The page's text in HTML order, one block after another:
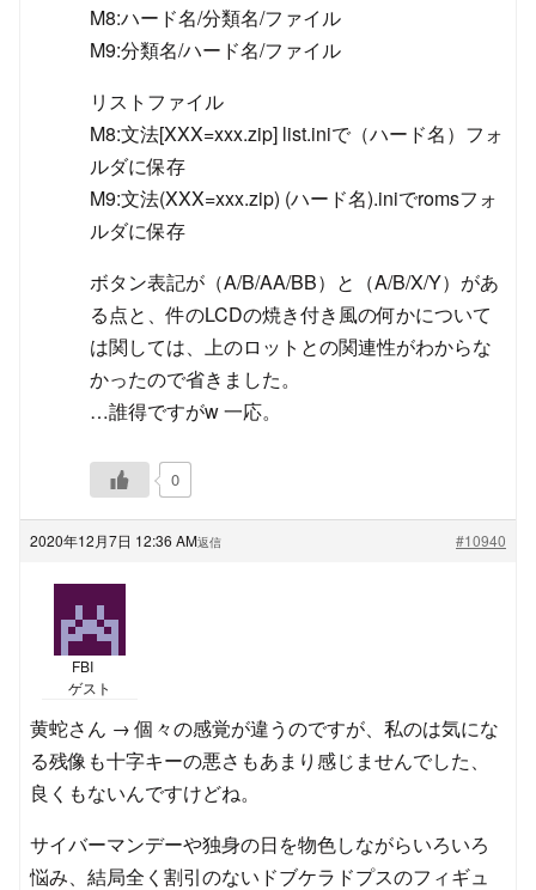
M8:ハード名/分類名/ファイル
M9:分類名/ハード名/ファイル
リストファイル
M8:文法[XXX=xxx.zip] list.iniで（ハード名）フォ
ルダに保存
M9:文法(XXX=xxx.zip) (ハード名).iniでromsフォ
ルダに保存
ボタン表記が（A/B/AA/BB）と（A/B/X/Y）があ
る点と、件のLCDの焼き付き風の何かについて
は関しては、上のロットとの関連性がわからな
かったので省きました。
…誰得ですがw 一応。
0
2020年12月7日 12:36 AM #10940
返信
FBI
ゲスト
黄蛇さん → 個々の感覚が違うのですが、私のは気にな
る残像も十字キーの悪さもあまり感じませんでした、
良くもないんですけどね。
サイバーマンデーや独身の日を物色しながらいろいろ
悩み、結局全く割引のないドブケラドプスのフィギュ